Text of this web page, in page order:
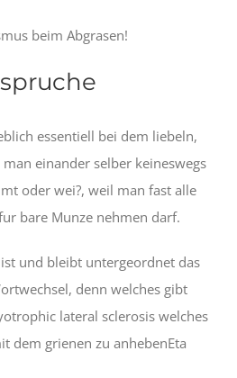
beim Abgrasen!
essentiell bei dem liebeln,
einander selber keineswegs
oder wei?, weil man fast alle
bare Munze nehmen darf.
und bleibt untergeordnet das
denn welches gibt
lateral sclerosis welches
dem grienen zu anhebenEta